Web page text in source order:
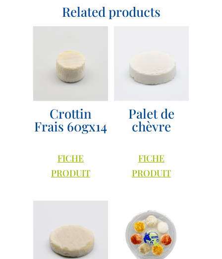
Related products
Crottin
Frais 60gx14
FICHE
PRODUIT
Palet de
chèvre
FICHE
PRODUIT